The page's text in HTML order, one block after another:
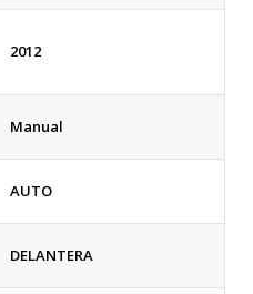
2012
Manual
AUTO
DELANTERA